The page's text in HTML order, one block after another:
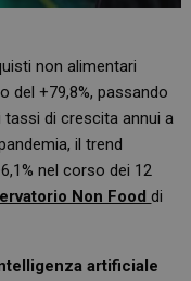
non alimentari
del +79,8%, passando
tassi di crescita annui a
il trend
nel corso dei 12
Non Fooddi
artificiale